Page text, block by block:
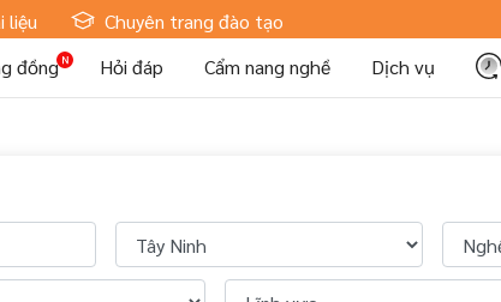
liệu Chuyên trang đào tạo Hoteljob MV: "Tôi
đồng
Hỏi đáp Cẩm nang nghề Dịch vụ